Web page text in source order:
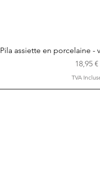
Aperçu
Pila assiette en porcelaine -
Prix
18,95 €
TVA